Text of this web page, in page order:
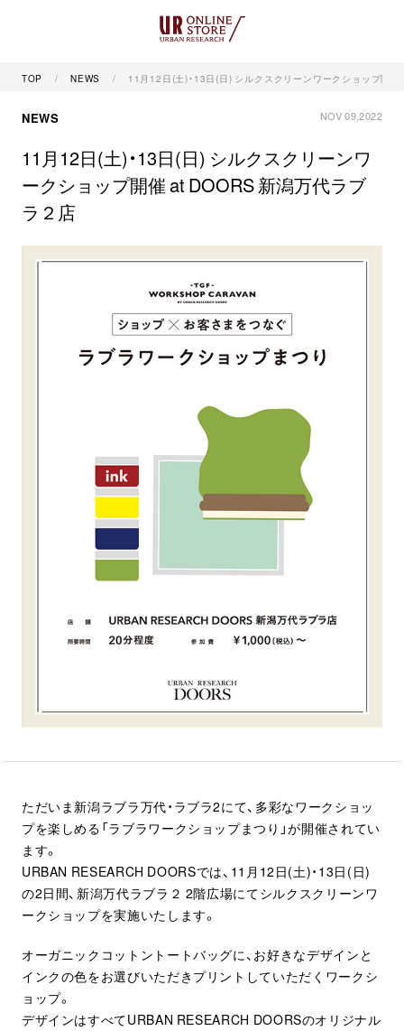
TOP NEWS 11月12日(土)・13日(日) シルクスクリーンワークショップ開
NEWS NOV 09,2022
11月12日(土)・13日(日) シルクスクリーンワ
ークショップ開催 at DOORS 新潟万代ラブ
ラ２店
ただいま新潟ラブラ万代・ラブラ2にて、多彩なワークショッ
プを楽しめる「ラブラワークショップまつり」が開催されてい
ます。
URBAN RESEARCH DOORSでは、11月12日(土)・13日(日)
の2日間、新潟万代ラブラ２ 2階広場にてシルクスクリーンワ
ークショップを実施いたします。
オーガニックコットントートバッグに、お好きなデザインと
インクの色をお選びいただきプリントしていただくワークシ
ョップ。
デザインはすべてURBAN RESEARCH DOORSのオリジナル